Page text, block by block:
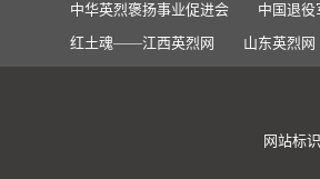
中华英烈褒扬事业促进会
中国退役
红土魂——江西英烈网
山东英烈网
网站标